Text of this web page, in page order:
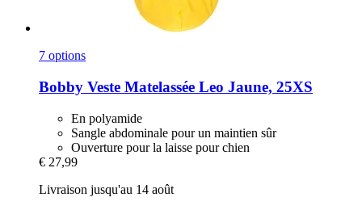
7 options
Bobby Veste Matelassée Leo Jaune, 25XS
En polyamide
Sangle abdominale pour un maintien sûr
Ouverture pour la laisse pour chien
€ 27,99
Livraison jusqu'au 14 août